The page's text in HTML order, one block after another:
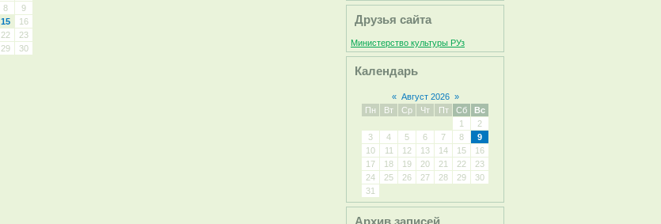
8
9
15
16
22
23
29
30
Друзья сайта
Министерство культуры РУз
Календарь
« Август 2026 »
Пн
Вт Ср Чт Пт Сб
Вс
1
2
3
4 5 6 7 8
9
10
11 12 13 14 15
16
17
18 19 20 21 22
23
24
25 26 27 28 29
30
31